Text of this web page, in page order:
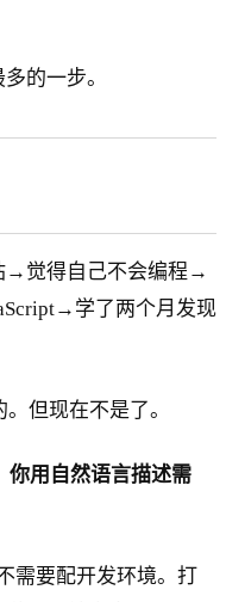
的一步。
→觉得自己不会编程→
学了两个月发现
但现在不是了。
你用自然语言描述需
需要配开发环境。打